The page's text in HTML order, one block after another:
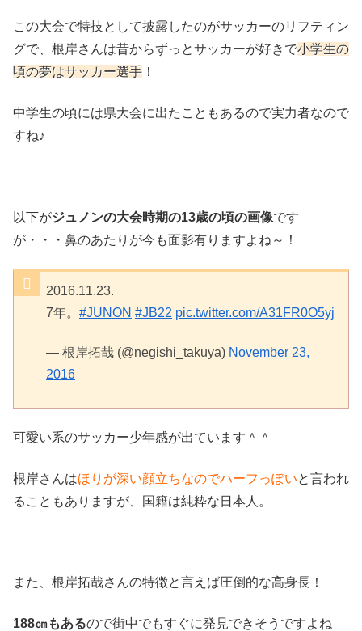
この大会で特技として披露したのがサッカーのリフティン
グで、根岸さんは昔からずっとサッカーが好きで小学生の
頃の夢はサッカー選手 ！
中学生の頃には県大会に出たこともあるので実力者なので
すね♪
以下がジュノンの大会時期の13歳の頃の画像です
が・・・鼻のあたりが今も面影有りますよね～！
2016.11.23.
7年。 #JUNON #JB22 pic.twitter.com/A31FR0O5yj
— 根岸拓哉 (@negishi_takuya) November 23,
2016
可愛い系のサッカー少年感が出ています＾＾
根岸さんはほりが深い顔立ちなのでハーフっぽいと言われ
ることもありますが、国籍は純粋な日本人。
また、根岸拓哉さんの特徴と言えば圧倒的な高身長！
188㎝もあるので街中でもすぐに発見できそうですよね